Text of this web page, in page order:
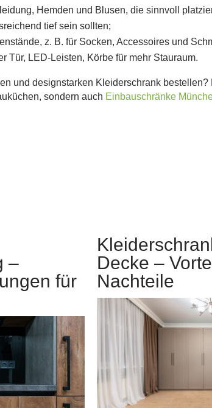
Hemden und Blusen, die sinnvoll
tief sein sollten;
z. B. für Socken, Accessoires und
Tür, LED-Leisten, Körbe für mehr Stauraum.
und designstarken Kleiderschrank
sondern auch Einbauschränke
–
für
Decke –
Nachteile